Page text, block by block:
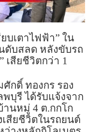
บเตาไฟฟ้า” ใน
ดับสลด หลังขับรถ
เสียชีวิตกว่า 1
กดิ์ ทองกร รอง
บุรี ได้รับแจ้งจาก
นหมู่ 4 ต.กกโก
สียชีวิตในรถยนต์